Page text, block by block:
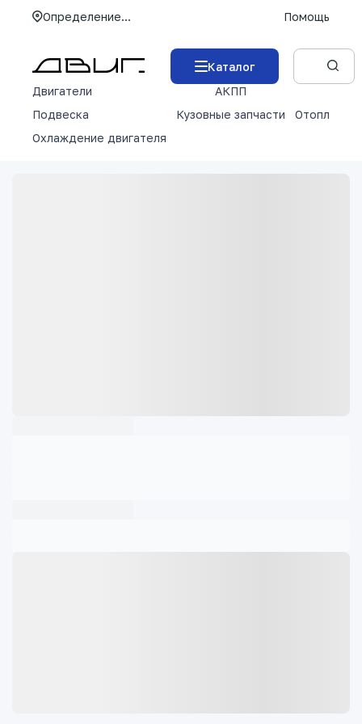
Определение... Помощь
Каталог
Двигатели
АКПП
Подвеска
Кузовные запчасти
Отопление
Охлаждение двигателя